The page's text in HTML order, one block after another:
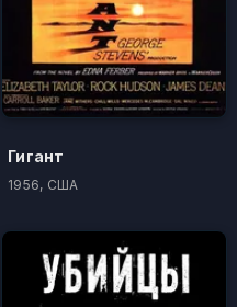
Гигант
1956, США